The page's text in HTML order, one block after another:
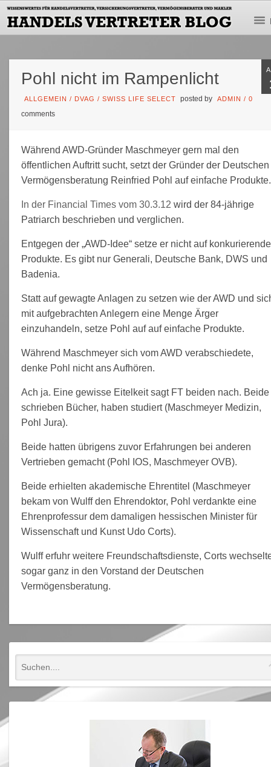
Pohl nicht im Rampenlicht
ALLGEMEIN / DVAG /SWISS LIFE SELECT posted by ADMIN /0
comments
Während AWD-Gründer Maschmeyer gern mal den
öffentlichen Auftritt sucht, setzt der Gründer der Deutschen
Vermögensberatung Reinfried Pohl auf einfache Produkte.
In der Financial Times vom 30.3.12 wird der 84-jährige
Patriarch beschrieben und verglichen.
Entgegen der „AWD-Idee“ setze er nicht auf konkurierende
Produkte. Es gibt nur Generali, Deutsche Bank, DWS und
Badenia.
Statt auf gewagte Anlagen zu setzen wie der AWD und
mit aufgebrachten Anlegern eine Menge Ärger
einzuhandeln, setze Pohl auf auf einfache Produkte.
Während Maschmeyer sich vom AWD verabschiedete,
denke Pohl nicht ans Aufhören.
Ach ja. Eine gewisse Eitelkeit sagt FT beiden nach. Beide
schrieben Bücher, haben studiert (Maschmeyer Medizin,
Pohl Jura).
Beide hatten übrigens zuvor Erfahrungen bei anderen
Vertrieben gemacht (Pohl IOS, Maschmeyer OVB).
Beide erhielten akademische Ehrentitel (Maschmeyer
bekam von Wulff den Ehrendoktor, Pohl verdankte eine
Ehrenprofessur dem damaligen hessischen Minister für
Wissenschaft und Kunst Udo Corts).
Wulff erfuhr weitere Freundschaftsdienste, Corts
sogar ganz in den Vorstand der Deutschen
Vermögensberatung.